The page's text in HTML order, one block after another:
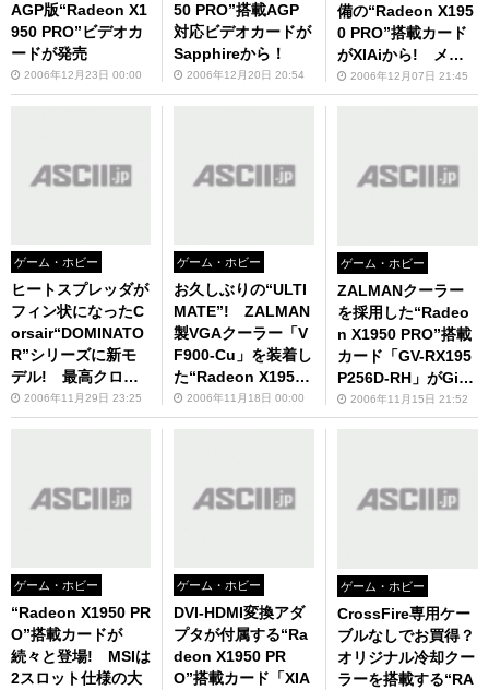
AGP版“Radeon X1
950 PRO”ビデオカ
ードが発売
2006年12月23日 00:00
50 PRO”搭載AGP
対応ビデオカードが
Sapphireから！
2006年12月20日 20:54
備の“Radeon X195
0 PRO”搭載カード
がXIAiから! メモ
リDDR3 512MBか
つ大幅クロックアッ
2006年12月07日 21:45
ゲーム・ホビー
ヒートスプレッダが
フィン状になったC
orsair“DOMINATO
R”シリーズに新モ
デル! 最高クロッ
クモデルと低レイテ
ンシモデルの2種
2006年11月29日 23:25
ゲーム・ホビー
お久しぶりの“ULTI
MATE”! ZALMAN
製VGAクーラー「V
F900-Cu」を装着し
た“Radeon X1950
PRO”搭載カードが
Sapphireから！
2006年11月18日 00:00
ゲーム・ホビー
ZALMANクーラー
を採用した“Radeo
n X1950 PRO”搭載
カード「GV-RX195
P256D-RH」がGiga
byteから
2006年11月15日 21:52
ゲーム・ホビー
“Radeon X1950 PR
O”搭載カードが
続々と登場! MSIは
2スロット仕様の大
ゲーム・ホビー
DVI-HDMI変換アダ
プタが付属する“Ra
deon X1950 PR
O”搭載カード「XIA
ゲーム・ホビー
CrossFire専用ケー
ブルなしでお買得？
オリジナル冷却クー
ラーを搭載する“RA